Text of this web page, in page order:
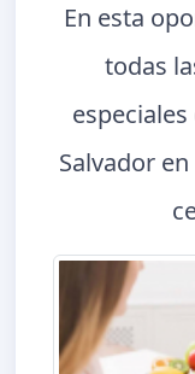
En esta
todas
Salvador